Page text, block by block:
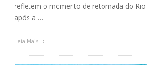
refletem o momento de retomada do Rio
após a …
Leia Mais